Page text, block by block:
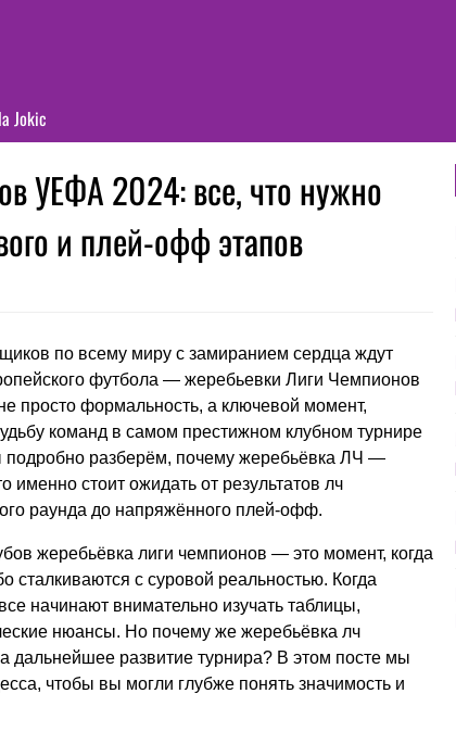
Jokic
УЕФА 2024: все, что нужно
и плей-офф этапов
по всему миру с замиранием сердца ждут
футбола — жеребьевки Лиги Чемпионов
просто формальность, а ключевой момент,
команд в самом престижном клубном турнире
подробно разберём, почему жеребьёвка ЛЧ —
именно стоит ожидать от результатов лч
раунда до напряжённого плей-офф.
жеребьёвка лиги чемпионов — это момент, когда
сталкиваются с суровой реальностью. Когда
начинают внимательно изучать таблицы,
нюансы. Но почему же жеребьёвка лч
дальнейшее развитие турнира? В этом посте мы
чтобы вы могли глубже понять значимость и